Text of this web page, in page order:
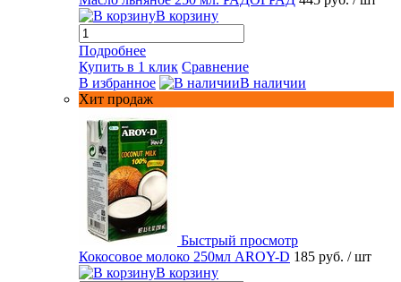
В корзину
Подробнее
Купить в 1 клик Сравнение
В избранное
В наличии
Хит продаж
Быстрый просмотр
Кокосовое молоко 250мл AROY-D 185 руб. / шт
В корзину